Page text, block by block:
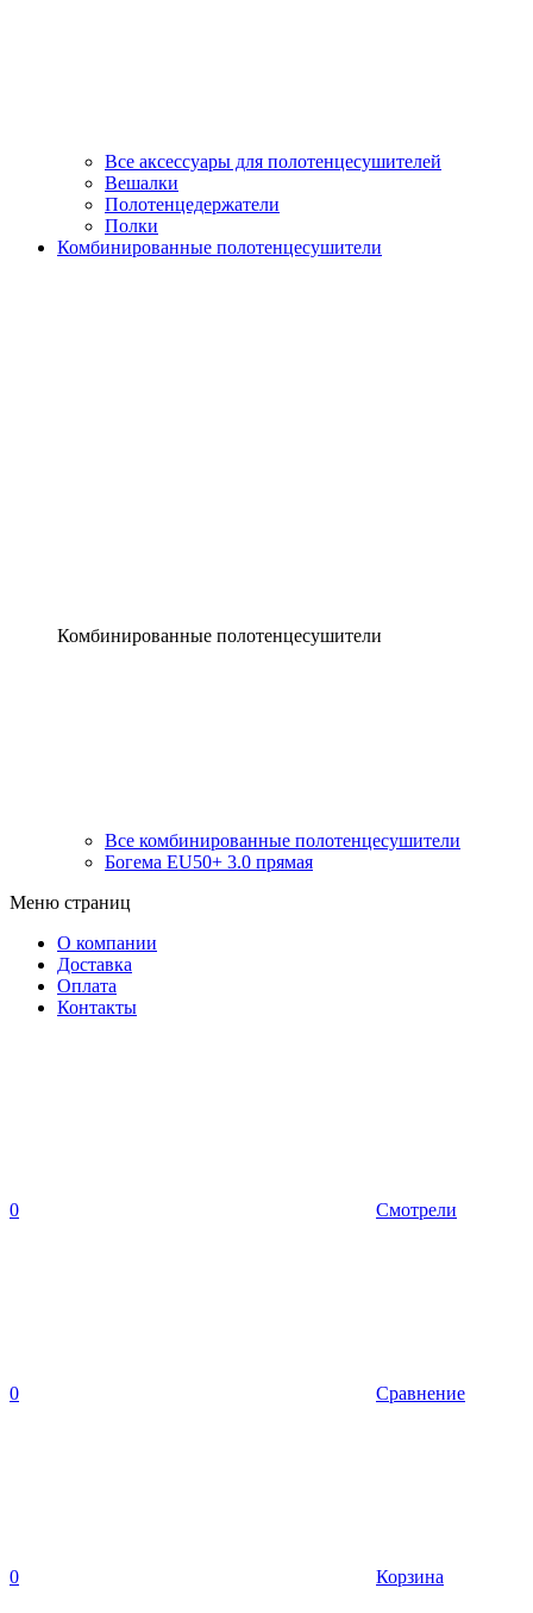
Все аксессуары для полотенцесушителей
Вешалки
Полотенцедержатели
Полки
Комбинированные полотенцесушители
Комбинированные полотенцесушители
Все комбинированные полотенцесушители
Богема EU50+ 3.0 прямая
Меню страниц
О компании
Доставка
Оплата
Контакты
0 Смотрели
0 Сравнение
0 Корзина